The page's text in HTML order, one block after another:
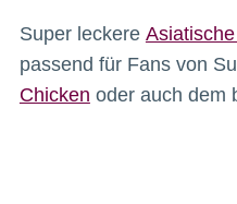
Super leckere
passend für Fans von
Chicken oder auch dem